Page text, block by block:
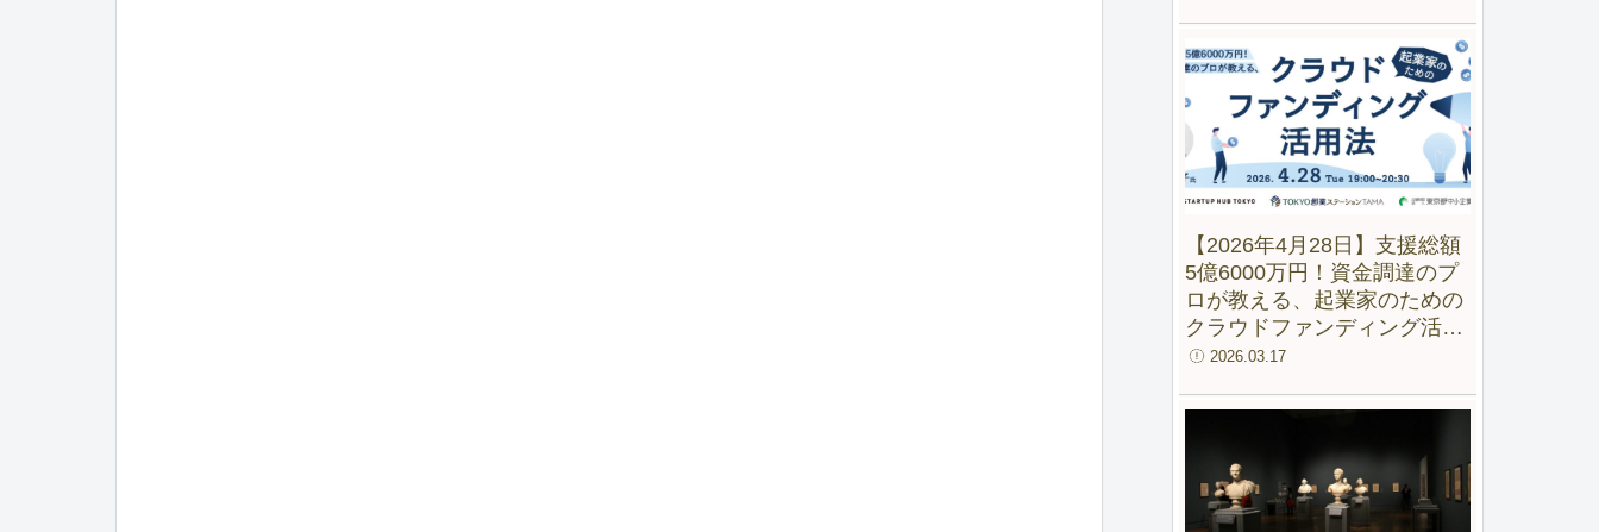
【2026年4月28日】支援総額
5億6000万円！資金調達のプ
ロが教える、起業家のための
クラウドファンディング活用
法【録画配信あり】
2026.03.17